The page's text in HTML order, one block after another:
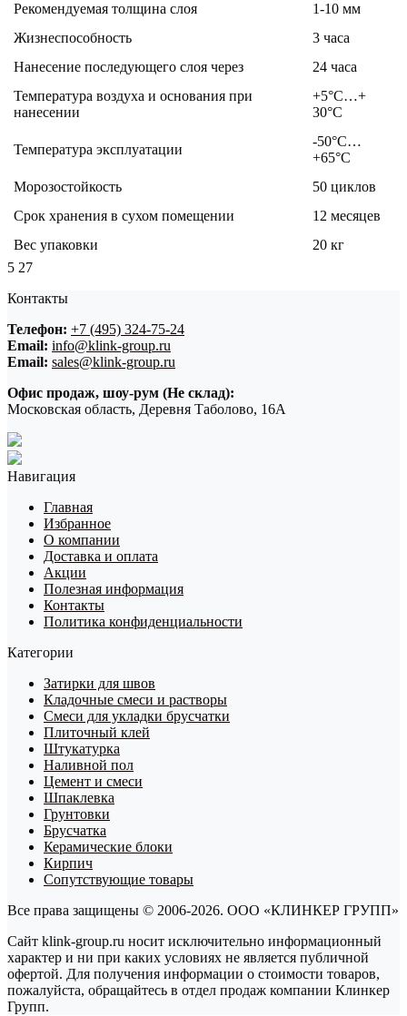
Рекомендуемая толщина слоя
1-10 мм
Жизнеспособность
3 часа
Нанесение последующего слоя через
24 часа
Температура воздуха и основания при
нанесении
+5°С…+
30°С
Температура эксплуатации
-50°С…
+65°С
Морозостойкость
50 циклов
Срок хранения в сухом помещении
12 месяцев
Вес упаковки
20 кг
5 27
Контакты
Телефон: +7 (495) 324-75-24
Email: info@klink-group.ru
Email: sales@klink-group.ru
Офис продаж, шоу-рум (Не склад):
Московская область, Деревня Таболово, 16А
Навигация
Главная
Избранное
О компании
Доставка и оплата
Акции
Полезная информация
Контакты
Политика конфиденциальности
Категории
Затирки для швов
Кладочные смеси и растворы
Смеси для укладки брусчатки
Плиточный клей
Штукатурка
Наливной пол
Цемент и смеси
Шпаклевка
Грунтовки
Брусчатка
Керамические блоки
Кирпич
Сопутствующие товары
Все права защищены © 2006-2026. ООО «КЛИНКЕР ГРУПП»
Сайт klink-group.ru носит исключительно информационный
характер и ни при каких условиях не является публичной
офертой. Для получения информации о стоимости товаров,
пожалуйста, обращайтесь в отдел продаж компании Клинкер
Групп.